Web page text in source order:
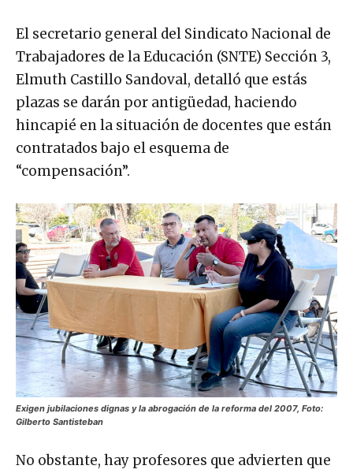
El secretario general del Sindicato Nacional de
Trabajadores de la Educación (SNTE) Sección 3,
Elmuth Castillo Sandoval, detalló que estás
plazas se darán por antigüedad, haciendo
hincapié en la situación de docentes que están
contratados bajo el esquema de
“compensación”.
Exigen jubilaciones dignas y la abrogación de la reforma del 2007, Foto:
Gilberto Santisteban
No obstante, hay profesores que advierten que